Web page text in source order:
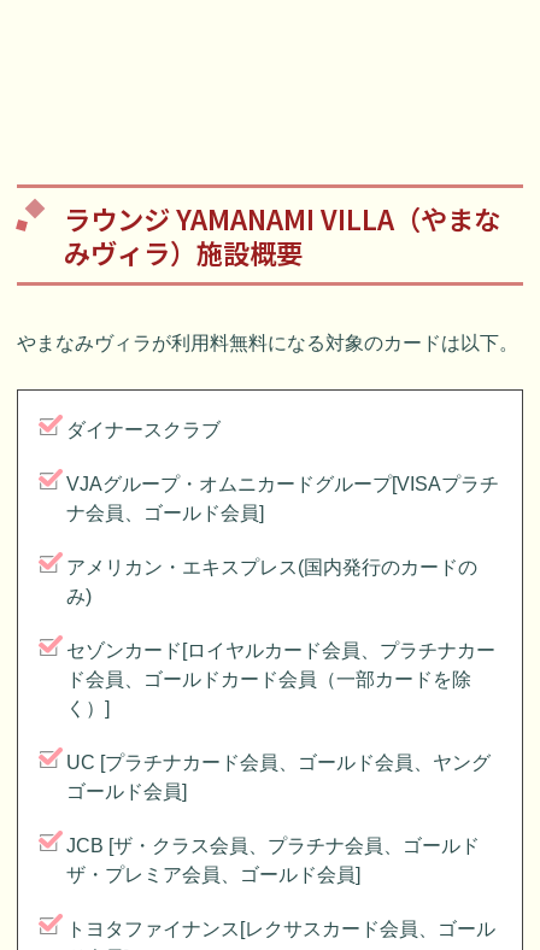
ラウンジ YAMANAMI VILLA（やまな
みヴィラ）施設概要
やまなみヴィラが利用料無料になる対象のカードは以下。
ダイナースクラブ
VJAグループ・オムニカードグループ[VISAプラチ
ナ会員、ゴールド会員]
アメリカン・エキスプレス(国内発行のカードの
み)
セゾンカード[ロイヤルカード会員、プラチナカー
ド会員、ゴールドカード会員（一部カードを除
く）]
UC [プラチナカード会員、ゴールド会員、ヤング
ゴールド会員]
JCB [ザ・クラス会員、プラチナ会員、ゴールド
ザ・プレミア会員、ゴールド会員]
トヨタファイナンス[レクサスカード会員、ゴール